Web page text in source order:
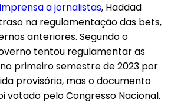
a jornalistas, Haddad
na regulamentação das bets,
anteriores. Segundo o
tentou regulamentar as
primeiro semestre de 2023 por
provisória, mas o documento
votado pelo Congresso Nacional.